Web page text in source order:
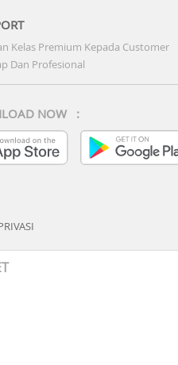
Kelas Premium Kepada Customer
Dan Profesional
NOW :